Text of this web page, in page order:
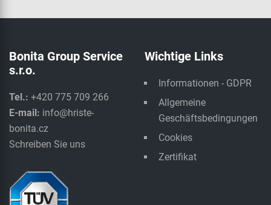
Bonita Group Service
s.r.o.
Tel.: +420 775 709 266
E-mail: info@hriste-
bonita.cz
Schreiben Sie uns
Wichtige Links
Informationen - GDPR
Allgemeine
Geschäftsbedingungen
Cookies
Zertifikat